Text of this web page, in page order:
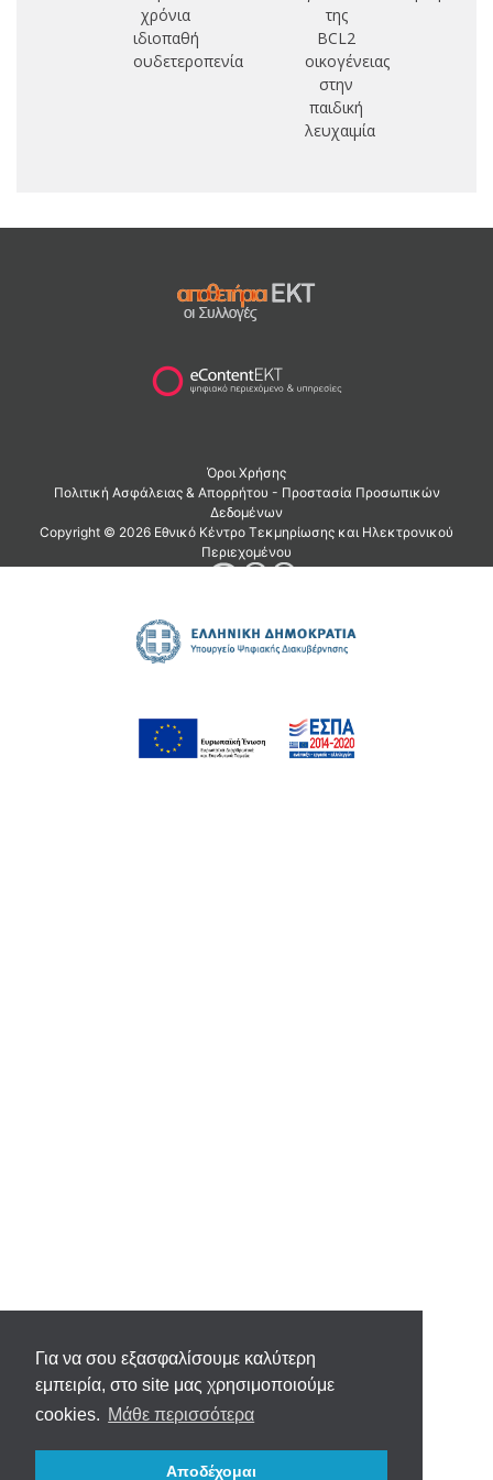
Για να σου εξασφαλίσουμε καλύτερη
εμπειρία, στο site μας χρησιμοποιούμε
cookies. Μάθε περισσότερα
Αποδέχομαι
χρόνια
ιδιοπαθή
ουδετεροπενία
της
BCL2
οικογένειας
στην
παιδική
λευχαιμία